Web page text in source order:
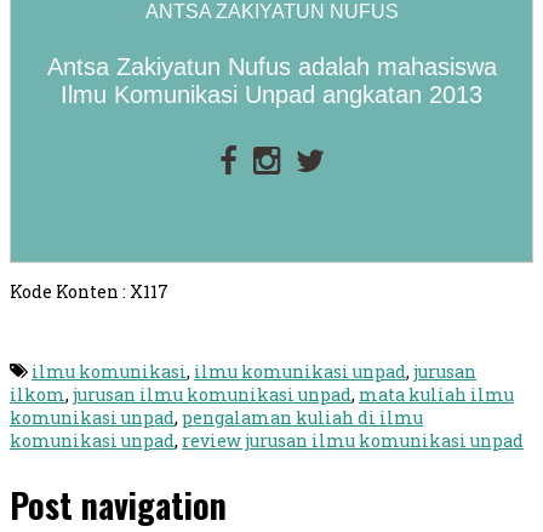
ANTSA ZAKIYATUN NUFUS
Antsa Zakiyatun Nufus adalah mahasiswa
Ilmu Komunikasi Unpad angkatan 2013
Kode Konten : X117
ilmu komunikasi, ilmu komunikasi unpad, jurusan
ilkom, jurusan ilmu komunikasi unpad, mata kuliah ilmu
komunikasi unpad, pengalaman kuliah di ilmu
komunikasi unpad, review jurusan ilmu komunikasi unpad
Post navigation